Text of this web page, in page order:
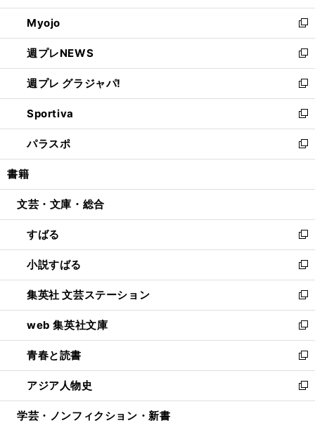
開
く
ウ
で
開
く
ン
ド
ウ
で
開
く
ウ
ィ
ン
ド
ウ
で
開
く
Myojo
新
し
い
ウ
ィ
ン
ド
ウ
で
開
週プレNEWS
新
し
い
ウ
ィ
ン
ド
ウ
開
週プレ グラジャパ!
新
し
い
ウ
ィ
ン
ウ
開
く
Sportiva
新
し
い
ウ
ン
ウ
で
開
く
パラスポ
新
し
ウ
ン
ド
ウ
で
開
く
書籍
文芸・文庫・総合
すばる
新
し
い
ウ
ィ
ン
ド
ウ
で
開
く
小説すばる
新
し
い
ウ
ィ
ン
ド
ウ
で
開
集英社 文芸ステーション
新
し
い
ウ
ィ
ン
ド
ウ
web 集英社文庫
新
し
い
ウ
ィ
ン
青春と読書
新
し
い
ウ
アジア人物史
新
し
学芸・ノンフィクション・新書